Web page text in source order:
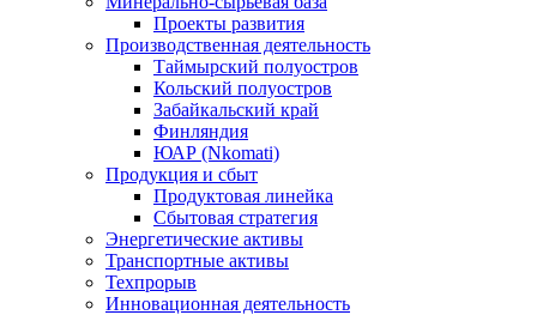
Проекты развития
Производственная деятельность
Таймырский полуостров
Кольский полуостров
Забайкальский край
Финляндия
ЮАР (Nkomati)
Продукция и сбыт
Продуктовая линейка
Сбытовая стратегия
Энергетические активы
Транспортные активы
Техпрорыв
Инновационная деятельность